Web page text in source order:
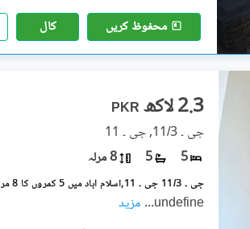
محفوظ کریں کال
PKR 2.3 لاکھ
جی ۔ 11/3, جی ۔ 11
5
5 8 مرلہ
undefine
... مزید